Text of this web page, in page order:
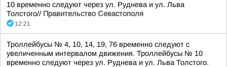
10 временно следуют через ул. Руднева и ул. Льва
Толстого// Правительство Севастополя
12:21
Троллейбусы № 4, 10, 14, 19, 76 временно следуют с
увеличенным интервалом движения. Троллейбусы № 10
временно следуют через ул. Руднева и ул. Льва Толстого.